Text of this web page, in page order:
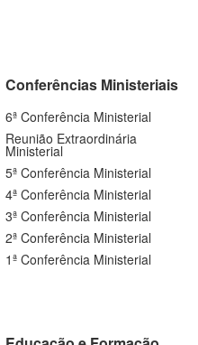
Conferências Ministeriais
6ª Conferência Ministerial
Reunião Extraordinária
Ministerial
5ª Conferência Ministerial
4ª Conferência Ministerial
3ª Conferência Ministerial
2ª Conferência Ministerial
1ª Conferência Ministerial